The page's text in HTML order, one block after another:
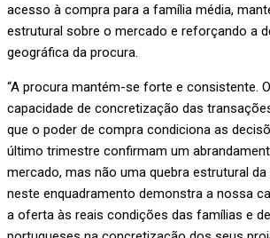
acesso à compra para a família média,
estrutural sobre o mercado e reforçando a
geográfica da procura.
“A procura mantém-se forte e consistente.
capacidade de concretização das
que o poder de compra condiciona as
último trimestre confirmam um
mercado, mas não uma quebra estrutural
neste enquadramento demonstra a nossa
a oferta às reais condições das famílias e